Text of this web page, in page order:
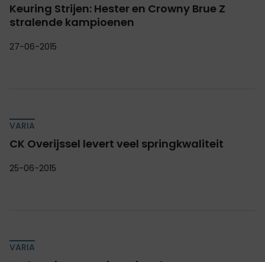
Keuring Strijen: Hester en Crowny Brue Z
stralende kampioenen
27-06-2015
VARIA
CK Overijssel levert veel springkwaliteit
25-06-2015
VARIA